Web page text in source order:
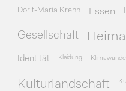
Dorit-Maria Krenn Essen
Gesellschaft
Identität Kleidung
Kulturlandschaft